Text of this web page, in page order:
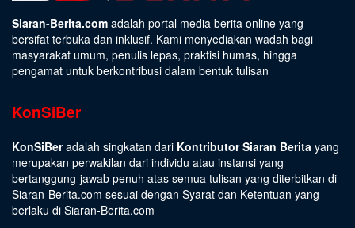
Siaran-Berita.com adalah portal media berita online yang
bersifat terbuka dan inklusif. Kami menyediakan wadah bagi
masyarakat umum, penulis lepas, praktisi humas, hingga
pengamat untuk berkontribusi dalam bentuk tulisan
KonSiBer
KonSiBeradalah singkatan dari Kontributor Siaran Berita yang
merupakan perwakilan dari individu atau instansi yang
bertanggung-jawab penuh atas semua tulisan yang diterbitkan di
Siaran-Berita.com sesuai dengan Syarat dan Ketentuan yang
berlaku di Siaran-Berita.com